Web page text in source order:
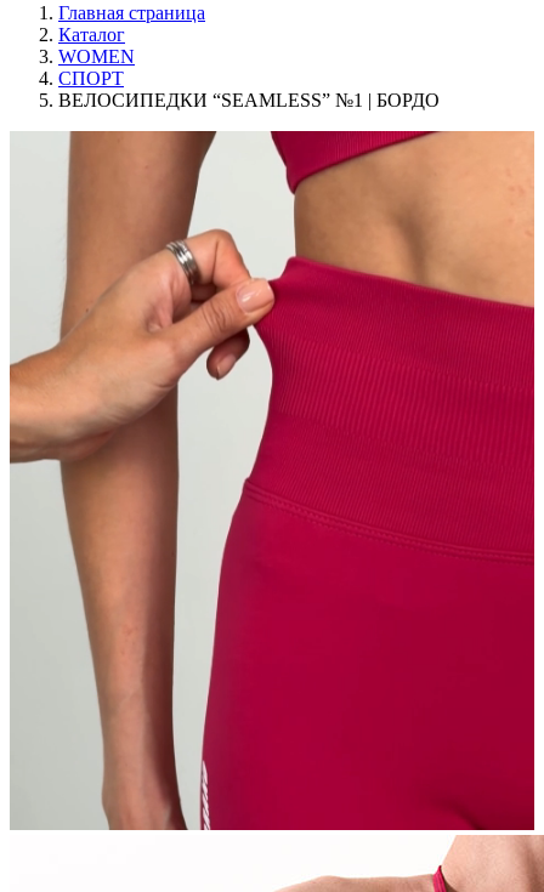
Главная страница
Каталог
WOMEN
СПОРТ
ВЕЛОСИПЕДКИ “SEAMLESS” №1 | БОРДО